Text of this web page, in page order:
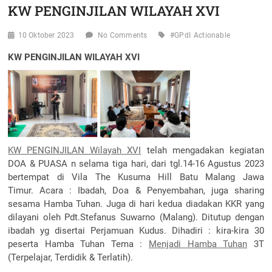
KW PENGINJILAN WILAYAH XVI
10 Oktober 2023 No Comments #GPdI Actionable
KW PENGINJILAN WILAYAH XVI
KW PENGINJILAN Wilayah XVI telah mengadakan kegiatan
DOA & PUASA n selama tiga hari, dari tgl.14-16 Agustus 2023
bertempat di Vila The Kusuma Hill Batu Malang Jawa
Timur. Acara : Ibadah, Doa & Penyembahan, juga sharing
sesama Hamba Tuhan. Juga di hari kedua diadakan KKR yang
dilayani oleh Pdt.Stefanus Suwarno (Malang). Ditutup dengan
ibadah yg disertai Perjamuan Kudus. Dihadiri : kira-kira 30
peserta Hamba Tuhan Tema : Menjadi Hamba Tuhan 3T
(Terpelajar, Terdidik & Terlatih).